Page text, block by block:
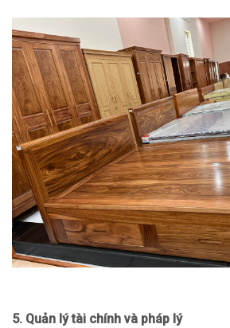
5. Quản lý tài chính và pháp lý